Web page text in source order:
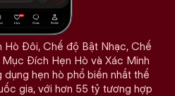
Hò Đôi, Chế độ Bật Nhạc, Chế
Đích Hẹn Hò và Xác Minh
hẹn hò phổ biến nhất thế
gia, với hơn 55 tỷ tương hợp